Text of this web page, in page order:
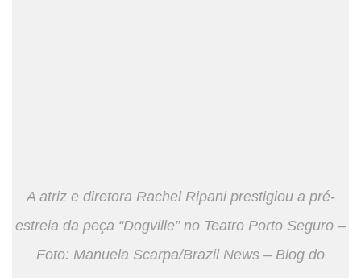
A atriz e diretora Rachel Ripani prestigiou a pré-
estreia da peça “Dogville” no Teatro Porto Seguro –
Foto: Manuela Scarpa/Brazil News – Blog do